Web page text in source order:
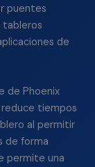
puentes
tableros
de
de Phoenix
tiempos
al permitir
de forma
permite una